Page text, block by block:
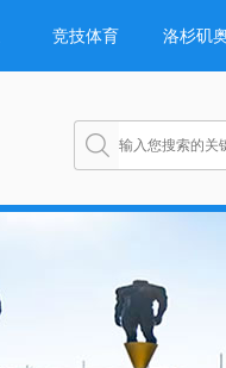
竞技体育 洛杉矶